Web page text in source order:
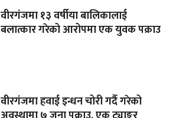
वीरगंजमा १३ वर्षीया बालिकालाई
बलात्कार गरेको आरोपमा एक युवक पक्राउ
वीरगंजमा हवाई इन्धन चोरी गर्दै गरेको